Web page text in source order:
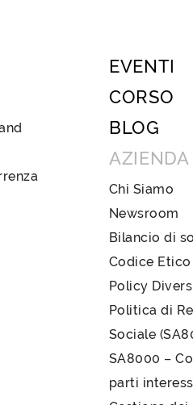
EVENTI
CORSO
BLOG
AZIENDA
Chi Siamo
Newsroom
Bilancio di
Codice
Policy
Politica di
Sociale
SA8000 –
parti